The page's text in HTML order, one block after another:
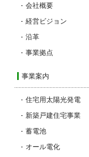
会社概要
経営ビジョン
沿革
事業拠点
事業案内
住宅用太陽光発電
新築戸建住宅事業
蓄電池
オール電化